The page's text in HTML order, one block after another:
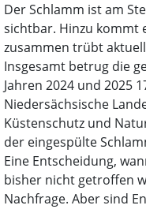
Der Schlamm ist am
sichtbar. Hinzu kommt
zusammen trübt
Insgesamt betrug die
Jahren 2024 und 2025
Niedersächsische
Küstenschutz und
der eingespülte
Eine Entscheidung,
bisher nicht getroffen
Nachfrage. Aber sind